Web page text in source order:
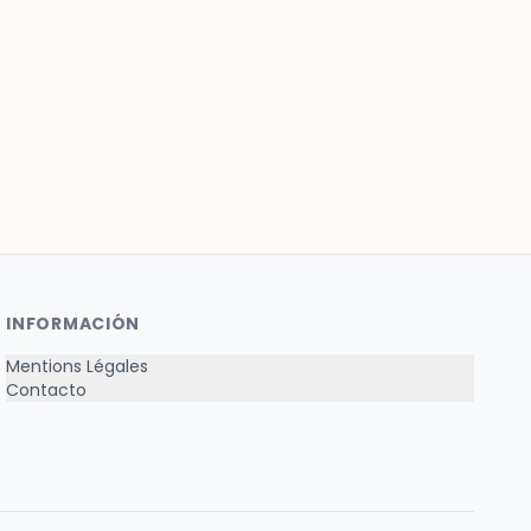
INFORMACIÓN
Mentions Légales
Contacto